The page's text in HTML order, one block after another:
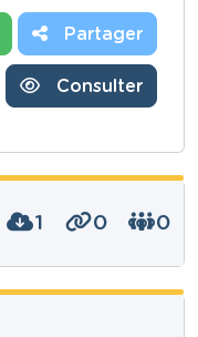
Partager
Consulter
1 0 0